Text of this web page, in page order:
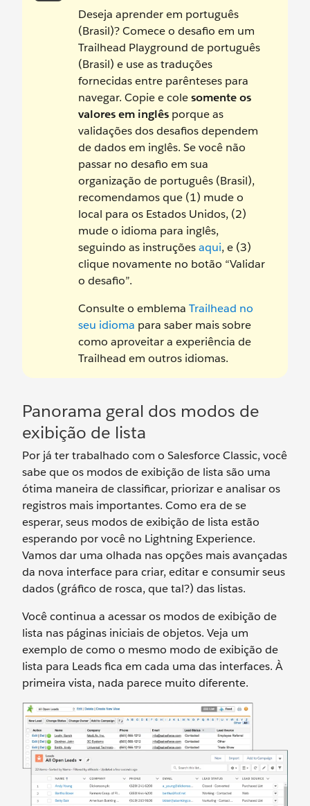
Deseja aprender em português
(Brasil)? Comece o desafio em um
Trailhead Playground de português
(Brasil) e use as traduções
fornecidas entre parênteses para
navegar. Copie e colesomente os
valores em inglês porque as
validações dos desafios dependem
de dados em inglês. Se você não
passar no desafio em sua
organização de português (Brasil),
recomendamos que (1) mude o
local para os Estados Unidos, (2)
mude o idioma para inglês,
seguindo as instruçõesaqui, e (3)
clique novamente no botão “Validar
o desafio”.
Consulte o emblema Trailhead no
seu idioma para saber mais sobre
como aproveitar a experiência de
Trailhead em outros idiomas.
Panorama geral dos modos de
exibição de lista
Por já ter trabalhado com o Salesforce Classic, você
sabe que os modos de exibição de lista são uma
ótima maneira de classificar, priorizar e analisar os
registros mais importantes. Como era de se
esperar, seus modos de exibição de lista estão
esperando por você no Lightning Experience.
Vamos dar uma olhada nas opções mais avançadas
da nova interface para criar, editar e consumir seus
dados (gráfico de rosca, que tal?) das listas.
Você continua a acessar os modos de exibição de
lista nas páginas iniciais de objetos. Veja um
exemplo de como o mesmo modo de exibição de
lista para Leads fica em cada uma das interfaces. À
primeira vista, nada parece muito diferente.